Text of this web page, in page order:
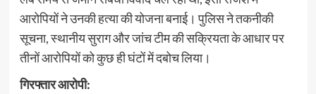
आरोपियों ने उनकी हत्या की योजना बनाई। पुलिस ने तकनीकी
सूचना, स्थानीय सुराग और जांच टीम की सक्रियता के आधार पर
तीनों आरोपियों को कुछ ही घंटों में दबोच लिया।
गिरफ्तार आरोपी: